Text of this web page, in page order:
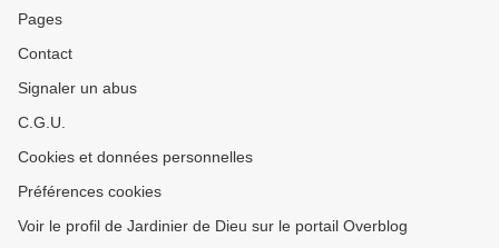
Pages
Contact
Signaler un abus
C.G.U.
Cookies et données personnelles
Préférences cookies
Voir le profil de Jardinier de Dieu sur le portail Overblog